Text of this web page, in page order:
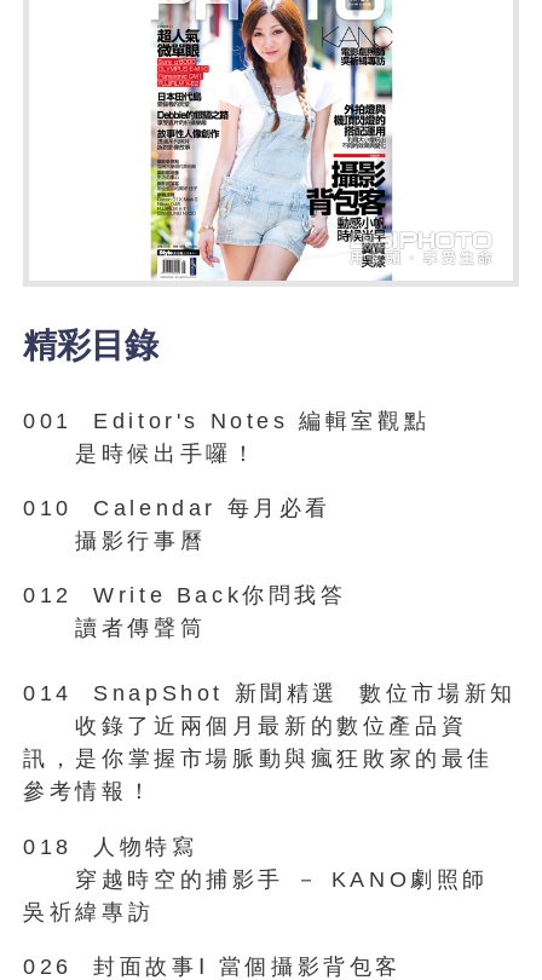
精彩目錄
001 Editor's Notes 編輯室觀點
是時候出手囉！
010 Calendar 每月必看
攝影行事曆
012 Write Back你問我答
讀者傳聲筒
014 SnapShot 新聞精選 數位市場新知
收錄了近兩個月最新的數位產品資
訊，是你掌握市場脈動與瘋狂敗家的最佳
參考情報！
018 人物特寫
穿越時空的捕影手 － KANO劇照師
吳祈緯專訪
026 封面故事Ⅰ 當個攝影背包客